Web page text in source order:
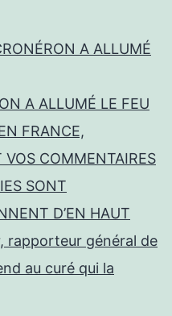
A ALLUMÉ
A ALLUMÉ LE FEU
FRANCE,
COMMENTAIRES
SONT
D’EN HAUT
rapporteur général de
au curé qui la